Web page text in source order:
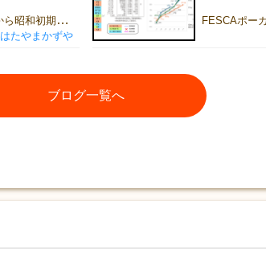
『ヒストリーオブ大正昭和』は、大正から昭和初期の政界を舞台に、プレイヤーが政界の黒幕となって権力争いを繰り広げる交渉・ドラフト・投票ゲームです。 各ラウンドでは、実在した政治家たちが次期首相候補として登場します。 第16代、22代内閣総理大臣 山本権兵衛 第19代内閣総理大臣 原敬 プレイヤーは政界の黒幕として一人の政治家の後ろ盾となり、その人物を首相へ押し上げるために暗躍します。支援した政治家が首相に就任すれば、大きな利益を得て影響力を拡大できます。しかし、他のプレイヤーもまた、それぞれの狙いを持って政界を動かそうとしています。交渉や駆け引き、ときには裏切りを駆使しながら、歴史の裏側で政界を操りましょう。 ゲームに登場する人物や事件は、すべて実在の歴史をモチーフにしています。 226事件の際に蹶起将校に投降を呼びかけた文言から 押し入った家で警備の甘さを説教した事件から 当時の政党や派閥、政治情勢、そして時代背景まで、できる限り史実を大切にしながらゲームへ落とし込みました。 一方で、本作は歴史の知識を競うだけのゲームではありません。大切なのは、歴史を正確に暗記していることではなく、政界の中でどのような判断を下すか？ということです。 「誰を味方につけるべきか。」「誰に票を売るべきか。」「どこで金を使い、どこで裏切るべきか。」 そんな判断を繰り返しているうちに、プレイヤーは自然と一人の"黒幕"として振る舞うようになります。 黒幕の一人 宰相 思惑どおりに政界を支配できれば優位に立ち、読み違えれば一気に窮地へ追い込まれるでしょう。実際の歴史でも、政治は決して一人の英雄だけで動いていたわけではありません。利害が交錯し、多くの人々の思惑がぶつかり合った結果として、歴史は形作られていきました。 本作で体験していただきたいのは、その「歴史の構造」です。 年号や人物名を覚えることではなく「なぜそのような出来事が起きたのか」を、ゲームを通して体感していただきたいと考えています。勝つために悩み、交渉し、裏切り、ときには協力した経験が、そのまま歴史への理解へとつながっていくはずです。 もし遊び終わったあとに、「この人物は実際にはどんな人だったんだろう」「この事件は本当にあったのかな」と興味を持っていただけたなら、作者としてこれ以上嬉しいことはありません。 『ヒストリーオブ大正昭和』は、歴史を知識として学ぶゲームではなく、歴史を体験するゲームです。 ぜひゲームマーケットで、この激動の時代を体験してみてください。
はたやまかずや
ブログ一覧へ